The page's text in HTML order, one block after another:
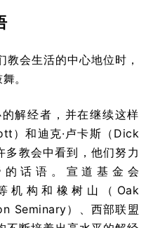
会生活的中心地位时，
。
解经者，并在继续这样
）和迪克·卢卡斯（Dick
多教会中看到，他们努力
话语。宣道基金会
机构和橡树山（Oak
Seminary）、西部联盟